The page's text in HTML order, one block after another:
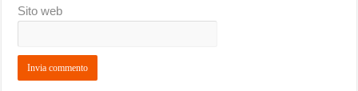
Sito web